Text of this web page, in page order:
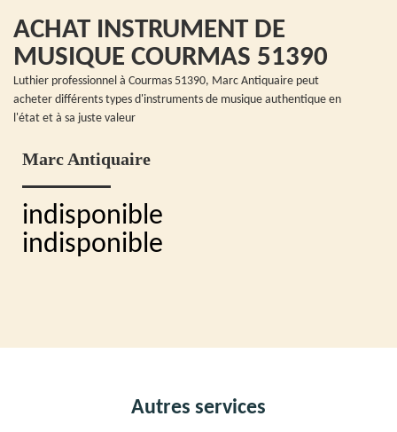
ACHAT INSTRUMENT DE
MUSIQUE COURMAS 51390
Luthier professionnel à Courmas 51390, Marc Antiquaire peut
acheter différents types d'instruments de musique authentique en
l'état et à sa juste valeur
Marc Antiquaire
indisponible
indisponible
Autres services